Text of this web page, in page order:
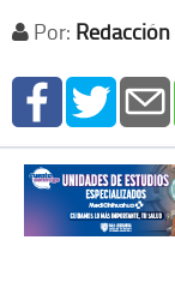
Por: Redacción